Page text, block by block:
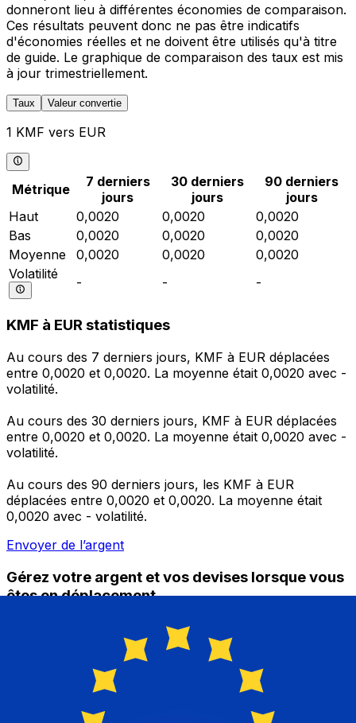
donneront lieu à différentes économies de comparaison.
Ces résultats peuvent donc ne pas être indicatifs
d'économies réelles et ne doivent être utilisés qu'à titre
de guide. Le graphique de comparaison des taux est mis
à jour trimestriellement.
Taux Valeur convertie
1 KMF vers EUR
Métrique
7 derniers
jours
30 derniers
jours
90 derniers
jours
Haut
0,0020 0,0020
0,0020
Bas
0,0020 0,0020
0,0020
Moyenne
0,0020 0,0020
0,0020
Volatilité
- - -
KMF à EUR statistiques
Au cours des 7 derniers jours, KMF à EUR déplacées
entre 0,0020 et 0,0020. La moyenne était 0,0020 avec -
volatilité.
Au cours des 30 derniers jours, KMF à EUR déplacées
entre 0,0020 et 0,0020. La moyenne était 0,0020 avec -
volatilité.
Au cours des 90 derniers jours, les KMF à EUR
déplacées entre 0,0020 et 0,0020. La moyenne était
0,0020 avec - volatilité.
Envoyer de l’argent
Gérez votre argent et vos devises lorsque vous
êtes en déplacement
L'application Xe réunit toutes les fonctionnalités
nécessaires pour vos transferts d'argent internationaux
et la gestion de vos devises. Convertissez des devises,
programmez des alertes de taux et transférez de
l'argent à l'étranger sans frais cachés. Téléchargez